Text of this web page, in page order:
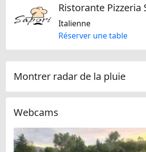
Italienne
Réserver une table
Montrer radar de la pluie
Webcams